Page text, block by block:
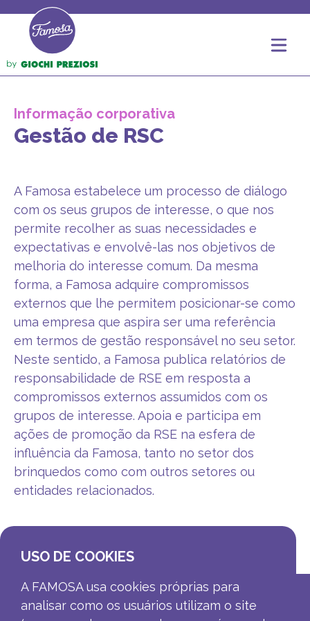
Informação corporativa
Gestão de RSC
A Famosa estabelece um processo de diálogo
com os seus grupos de interesse, o que nos
permite recolher as suas necessidades e
expectativas e envolvê-las nos objetivos de
melhoria do interesse comum. Da mesma
forma, a Famosa adquire compromissos
externos que lhe permitem posicionar-se como
uma empresa que aspira ser uma referência
em termos de gestão responsável no seu setor.
Neste sentido, a Famosa publica relatórios de
responsabilidade de RSE em resposta a
compromissos externos assumidos com os
grupos de interesse. Apoia e participa em
ações de promoção da RSE na esfera de
influência da Famosa, tanto no setor dos
brinquedos como com outros setores ou
entidades relacionados.
USO DE COOKIES
A FAMOSA usa cookies próprias para
analisar como os usuários utilizam o site